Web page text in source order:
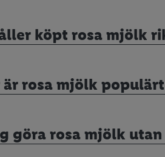
köpt rosa mjölk
rosa mjölk
göra rosa mjölk